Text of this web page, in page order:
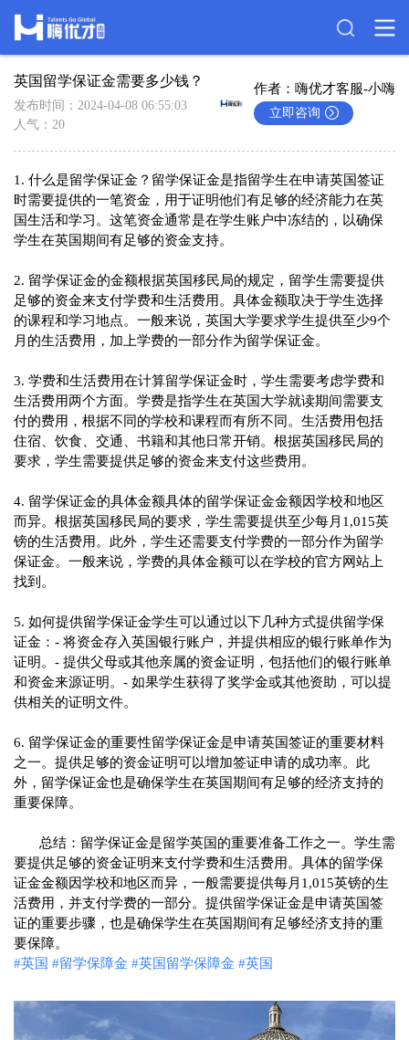
英国留学保证金需要多少钱？
发布时间：2024-04-08 06:55:03
人气：20
作者：嗨优才客服-小嗨
立即咨询
1. 什么是留学保证金？留学保证金是指留学生在申请英国签证
时需要提供的一笔资金，用于证明他们有足够的经济能力在英
国生活和学习。这笔资金通常是在学生账户中冻结的，以确保
学生在英国期间有足够的资金支持。
2. 留学保证金的金额根据英国移民局的规定，留学生需要提供
足够的资金来支付学费和生活费用。具体金额取决于学生选择
的课程和学习地点。一般来说，英国大学要求学生提供至少9个
月的生活费用，加上学费的一部分作为留学保证金。
3. 学费和生活费用在计算留学保证金时，学生需要考虑学费和
生活费用两个方面。学费是指学生在英国大学就读期间需要支
付的费用，根据不同的学校和课程而有所不同。生活费用包括
住宿、饮食、交通、书籍和其他日常开销。根据英国移民局的
要求，学生需要提供足够的资金来支付这些费用。
4. 留学保证金的具体金额具体的留学保证金金额因学校和地区
而异。根据英国移民局的要求，学生需要提供至少每月1,015英
镑的生活费用。此外，学生还需要支付学费的一部分作为留学
保证金。一般来说，学费的具体金额可以在学校的官方网站上
找到。
5. 如何提供留学保证金学生可以通过以下几种方式提供留学保
证金：- 将资金存入英国银行账户，并提供相应的银行账单作为
证明。- 提供父母或其他亲属的资金证明，包括他们的银行账单
和资金来源证明。- 如果学生获得了奖学金或其他资助，可以提
供相关的证明文件。
6. 留学保证金的重要性留学保证金是申请英国签证的重要材料
之一。提供足够的资金证明可以增加签证申请的成功率。此
外，留学保证金也是确保学生在英国期间有足够的经济支持的
重要保障。
要提供足够的资金证明来支付学费和生活费用。具体的留学保
证金金额因学校和地区而异，一般需要提供每月1,015英镑的生
活费用，并支付学费的一部分。提供留学保证金是申请英国签
证的重要步骤，也是确保学生在英国期间有足够经济支持的重
#英国 #留学保障金 #英国留学保障金 #英国